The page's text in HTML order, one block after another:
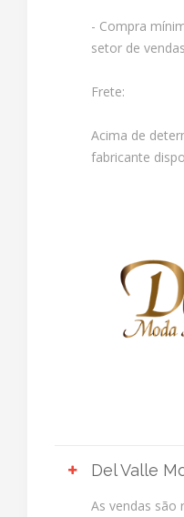
- Compra
setor de
Frete:
Acima de
fabricante
Del Valle
As vendas são